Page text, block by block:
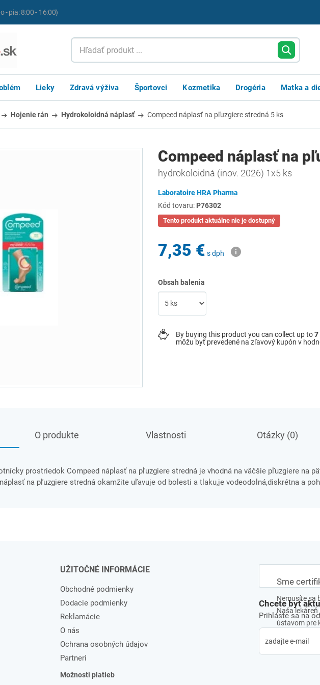
- pia: 8:00 - 16:00)
Lieky Zdravá výživa Športovci Kozmetika Drogéria Matka a
Hojenie rán Hydrokoloidná náplasť Compeed náplasť na pľuzgiere stredná 5 ks
Compeed náplasť na
hydrokoloidná (inov. 2026) 1x5 ks
Laboratoire HRA Pharma
Kód tovaru: P76302
Tento produkt aktuálne nie je dostupný
7,35 € s dph
Obsah balenia
By buying this product you can collect up to7
môžu byť prevedené na zľavový kupón v
O produkte Vlastnosti Otázky (0)
prostriedok Compeed náplasť na pľuzgiere stredná je vhodná na väčšie pľuzgiere na
na pľuzgiere stredná okamžite uľavuje od bolesti a tlaku,je vodeodolná,diskrétna a
Sme
Nemusíte sa
Naša
ústavom pre
UŽITOČNÉ INFORMÁCIE
Obchodné podmienky
Dodacie podmienky
Reklamácie
O nás
Ochrana osobných údajov
Partneri
Možnosti platieb
Chcete byť
Prihláste sa na